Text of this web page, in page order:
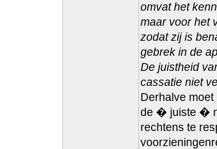
omvat het
maar voor het
zodat zij is
gebrek in de
De juistheid
cassatie niet
Derhalve
de � juiste �
rechtens te